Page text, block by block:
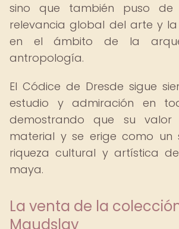
sino que también puso de
relevancia global del arte y
en el ámbito de la
antropología.
El Códice de Dresde sigue
estudio y admiración en
demostrando que su valor
material y se erige como un
riqueza cultural y artística
maya.
La venta de la
Maudslay